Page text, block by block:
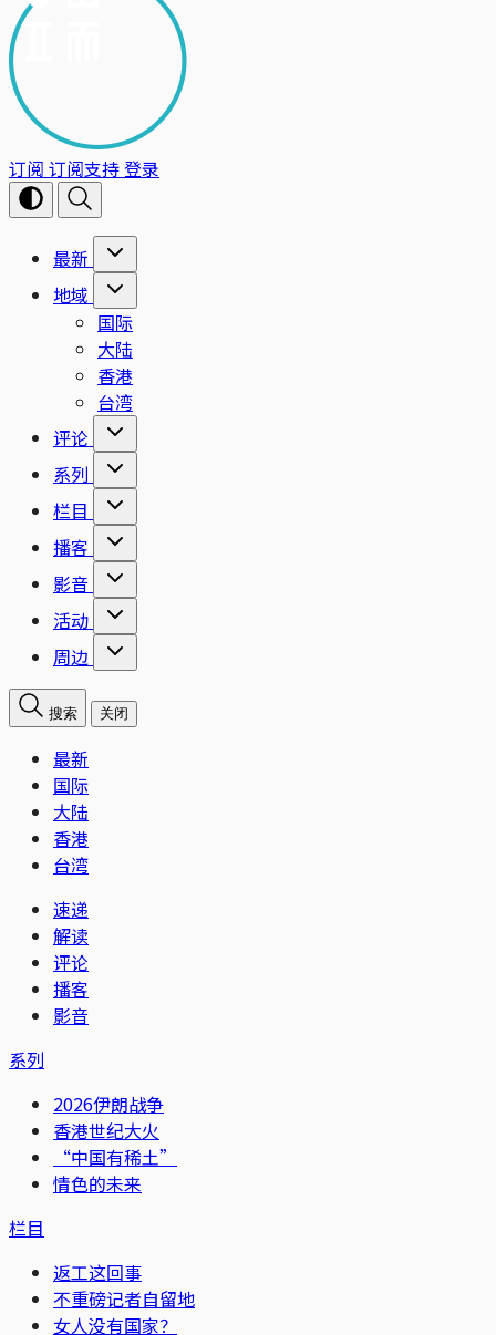
订阅 订阅支持登录
最新
地域
国际
大陆
香港
台湾
评论
系列
栏目
播客
影音
活动
周边
搜索 关闭
最新
国际
大陆
香港
台湾
速递
解读
评论
播客
影音
系列
2026伊朗战争
香港世纪大火
“中国有稀土”
情色的未来
栏目
返工这回事
不重磅记者自留地
女人没有国家？